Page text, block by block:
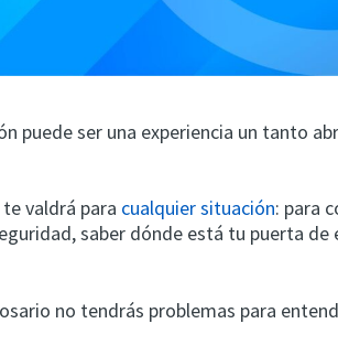
puede ser una experiencia un tanto
valdrá para cualquier situación: para
saber dónde está tu puerta
no tendrás problemas para